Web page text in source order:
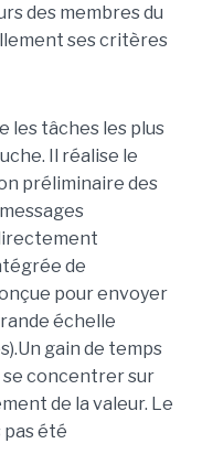
des membres du
ses critères
les tâches les plus
Il réalise le
préliminaire des
de
pour envoyer
échelle
gain de temps
se concentrer sur
de la valeur. Le
été